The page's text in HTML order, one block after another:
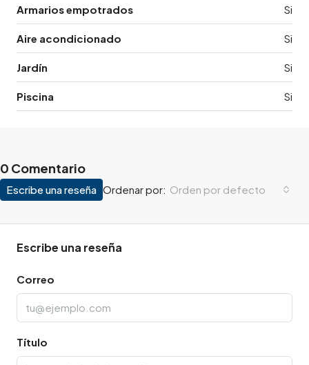
Armarios empotrados Si
Aire acondicionado Si
Jardín Si
Piscina Si
0 Comentario
Ordenar por: Orden por defecto
Escribe una reseña
Escribe una reseña
Correo
Título